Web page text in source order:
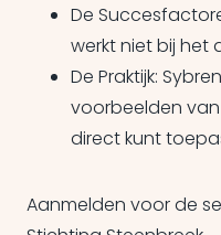
De
werkt niet bij het
De Praktijk:
voorbeelden
direct kunt
Aanmelden voor de